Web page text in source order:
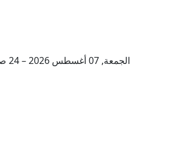
الجمعة, 07 أغسطس 2026 – 24 صفر 1448 هـ